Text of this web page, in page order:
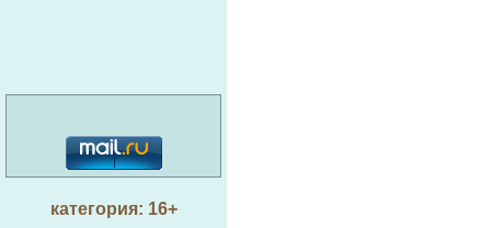
категория: 16+